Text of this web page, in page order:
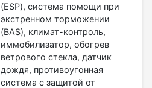
(ESP), система помощи при
экстренном торможении
(BAS), климат-контроль,
иммобилизатор, обогрев
ветрового стекла, датчик
дождя, противоугонная
система с защитой от